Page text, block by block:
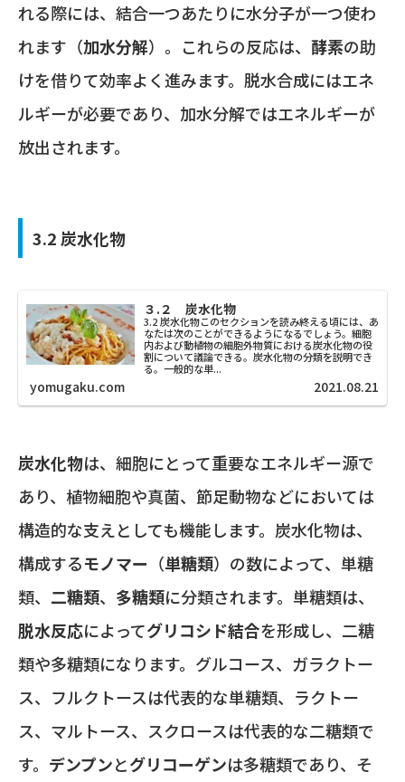
れる際には、結合一つあたりに水分子が一つ使わ
れます（加水分解）。これらの反応は、 酵素の助
けを借りて効率よく進みます。脱水合成にはエネ
ルギーが必要であり、加水分解ではエネルギーが
放出されます。
3.2 炭水化物
３.２ 炭水化物
3.2 炭水化物このセクションを読み終える頃には、あ
なたは次のことができるようになるでしょう。細胞
内および動植物の細胞外物質における炭水化物の役
割について議論できる。炭水化物の分類を説明でき
る。一般的な単...
yomugaku.com 2021.08.21
炭水化物は、細胞にとって重要なエネルギー源で
あり、植物細胞や真菌、節足動物などにおいては
構造的な支えとしても機能します。炭水化物は、
構成するモノマー （単糖類）の数によって、単糖
類、 二糖類、 多糖類に分類されます。単糖類は、
脱水反応によってグリコシド結合を形成し、二糖
類や多糖類になります。グルコース、ガラクトー
ス、フルクトースは代表的な単糖類、ラクトー
ス、マルトース、スクロースは代表的な二糖類で
す。 デンプンとグリコーゲンは多糖類であり、そ